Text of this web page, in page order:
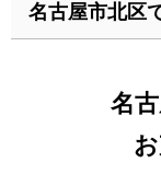
名古屋市北区
名